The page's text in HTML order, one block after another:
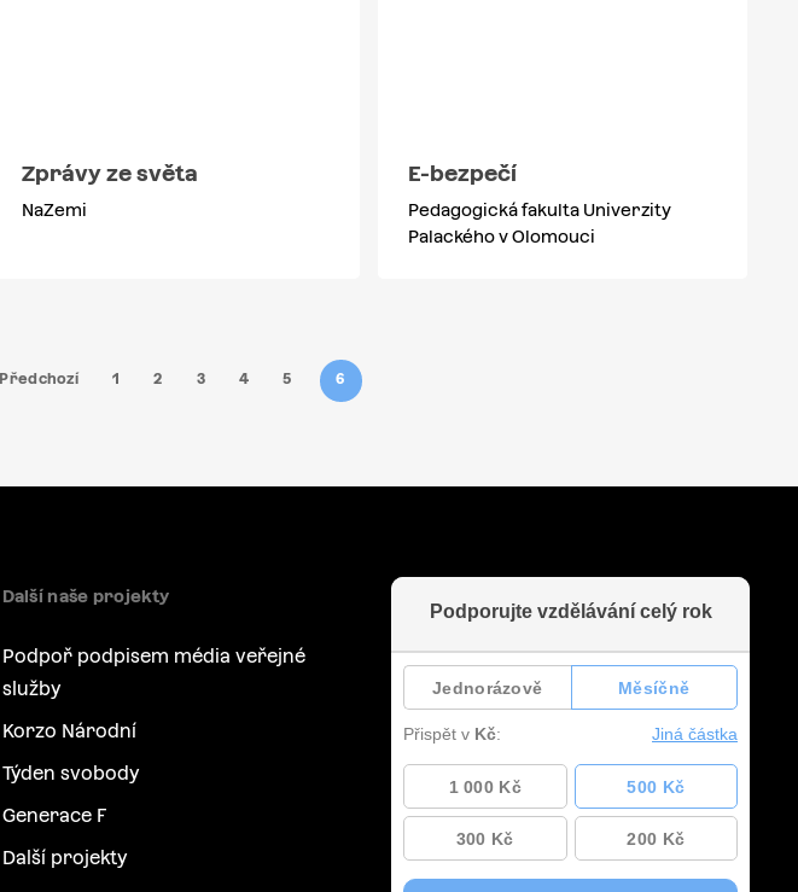
Zprávy ze světa
NaZemi
E-bezpečí
Pedagogická fakulta Univerzity
Palackého v Olomouci
Předchozí 1 2 3 4 5 6
Další naše projekty
Podpoř podpisem média veřejné
služby
Korzo Národní
Týden svobody
Generace F
Další projekty